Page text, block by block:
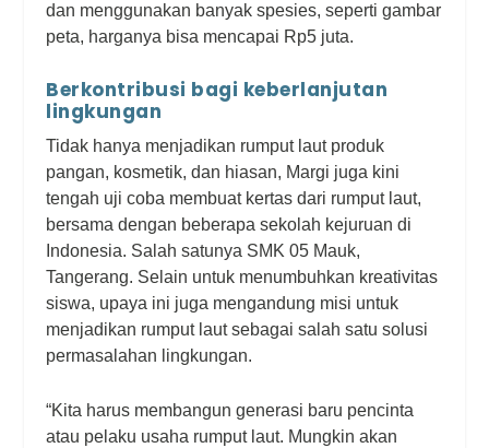
dan menggunakan banyak spesies, seperti gambar
peta, harganya bisa mencapai Rp5 juta.
Berkontribusi bagi keberlanjutan
lingkungan
Tidak hanya menjadikan rumput laut produk
pangan, kosmetik, dan hiasan, Margi juga kini
tengah uji coba membuat kertas dari rumput laut,
bersama dengan beberapa sekolah kejuruan di
Indonesia. Salah satunya SMK 05 Mauk,
Tangerang. Selain untuk menumbuhkan kreativitas
siswa, upaya ini juga mengandung misi untuk
menjadikan rumput laut sebagai salah satu solusi
permasalahan lingkungan.
“Kita harus membangun generasi baru pencinta
atau pelaku usaha rumput laut. Mungkin akan